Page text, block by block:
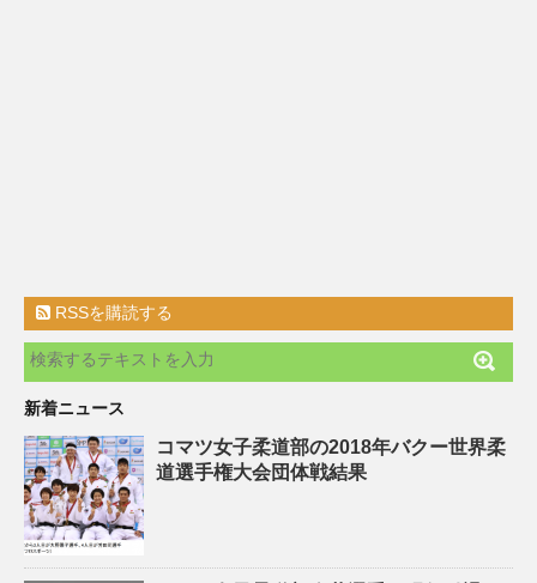
RSSを購読する
新着ニュース
コマツ女子柔道部の2018年バクー世界柔
道選手権大会団体戦結果